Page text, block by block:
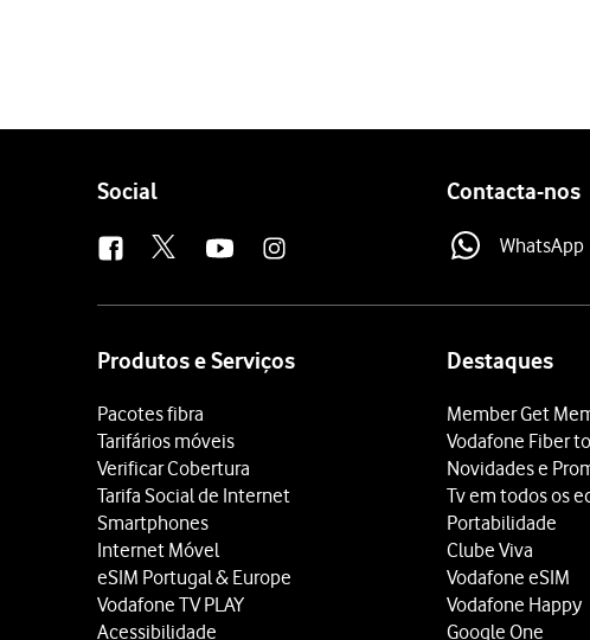
Follow
Social Contacta-nos
WhatsApp
Produtos e Serviços
Pacotes fibra
Tarifários móveis
Verificar Cobertura
Tarifa Social de Internet
Smartphones
Internet Móvel
eSIM Portugal & Europe
Vodafone TV PLAY
Acessibilidade
Destaques
Member Get
Vodafone Fiber
Novidades e
Tv em todos os
Portabilidade
Clube Viva
Vodafone eSIM
Vodafone Happy
Google One